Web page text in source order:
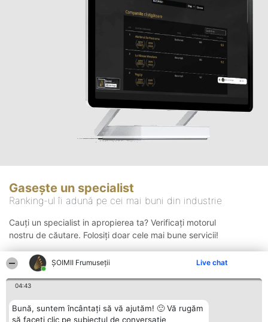
ȘOIMII Frumuseții Live chat
04:43
Bună, suntem încântați să vă ajutăm! 🙂 Vă rugăm
să faceți clic pe subiectul de conversație
Gasește un specialist
Ranking-ul îi adună pe cei mai buni din industrie
Cauți un specialist in apropierea ta? Verificați motorul
nostru de căutare. Folosiți doar cele mai bune servicii!